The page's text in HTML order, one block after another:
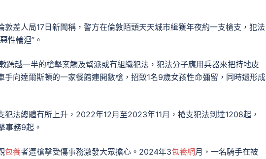
差人局17日新聞稱，警方在倫敦陌頭天天城市緝獲年夜約一支槍支，犯法
性輪迴”。
跨越一半的槍擊案觸及幫派或有組織犯法，犯法分子應用兵器來把持地皮
手向達爾斯頓的一家餐館連開數槍，招致1名9歲女孩性命彌留，同時還形成
法總體有所上升，2022年12月至2023年11月，槍支犯法到達1208起，
事務9起。
包養者遭槍擊受傷事務激發大眾擔心。2024年3包養網月，一名騎手在被